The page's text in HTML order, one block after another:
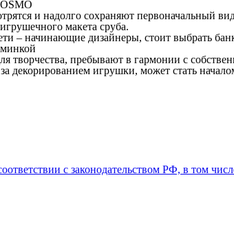
и надолго сохраняют первоначальный
макета сруба.
– начинающие дизайнеры, стоит выбрать
творчества, пребывают в гармонии с
декорированием игрушки, может стать
с законодательством РФ, в том